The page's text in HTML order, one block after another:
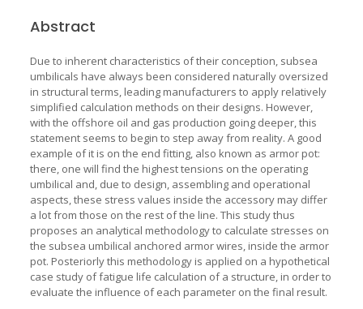
Abstract
Due to inherent characteristics of their conception, subsea
umbilicals have always been considered naturally oversized
in structural terms, leading manufacturers to apply relatively
simplified calculation methods on their designs. However,
with the offshore oil and gas production going deeper, this
statement seems to begin to step away from reality. A good
example of it is on the end fitting, also known as armor pot:
there, one will find the highest tensions on the operating
umbilical and, due to design, assembling and operational
aspects, these stress values inside the accessory may differ
a lot from those on the rest of the line. This study thus
proposes an analytical methodology to calculate stresses on
the subsea umbilical anchored armor wires, inside the armor
pot. Posteriorly this methodology is applied on a hypothetical
case study of fatigue life calculation of a structure, in order to
evaluate the influence of each parameter on the final result.